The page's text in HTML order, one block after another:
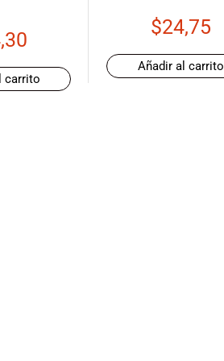
carrito
$24,75
Añadir al carrito